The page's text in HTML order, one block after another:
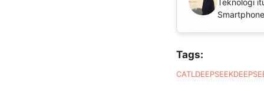
Tags:
CATL DEEPSEEK